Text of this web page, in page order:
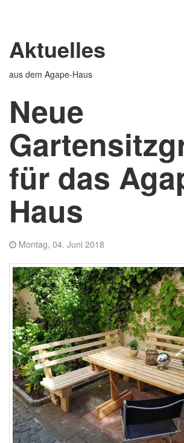
Aktuelles
aus dem Agape-Haus
Neue
für das
Haus
Montag, 04. Juni 2018